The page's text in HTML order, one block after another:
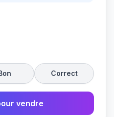
Correct
vendre